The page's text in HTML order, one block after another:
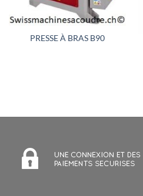
PRESSE À BRAS B90